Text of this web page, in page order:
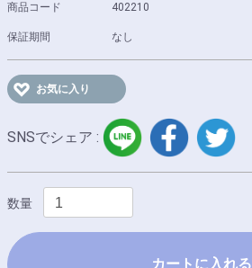
商品コード 402210
保証期間 なし
お気に入り
SNSでシェア :
LINE facebook
数量
カートに入れる